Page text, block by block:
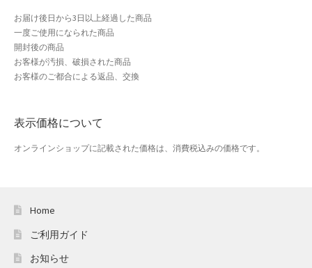
お届け後日から3日以上経過した商品
一度ご使用になられた商品
開封後の商品
お客様が汚損、破損された商品
お客様のご都合による返品、交換
表示価格について
オンラインショップに記載された価格は、消費税込みの価格です。
Home
ご利用ガイド
お知らせ